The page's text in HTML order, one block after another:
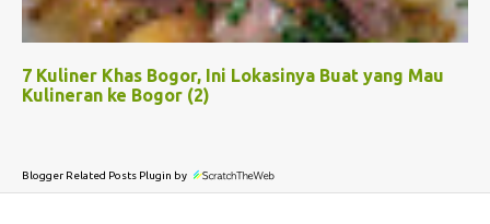
7 Kuliner Khas Bogor, Ini Lokasinya Buat yang Mau
Kulineran ke Bogor (2)
Blogger Related Posts Plugin by